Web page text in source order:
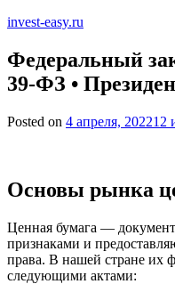
invest-easy.ru
Федеральный
39-ФЗ •
Posted on 4 апреля, 202212
Основы рынка
Ценная бумага —
признаками и
права. В нашей стране их
следующими актами: